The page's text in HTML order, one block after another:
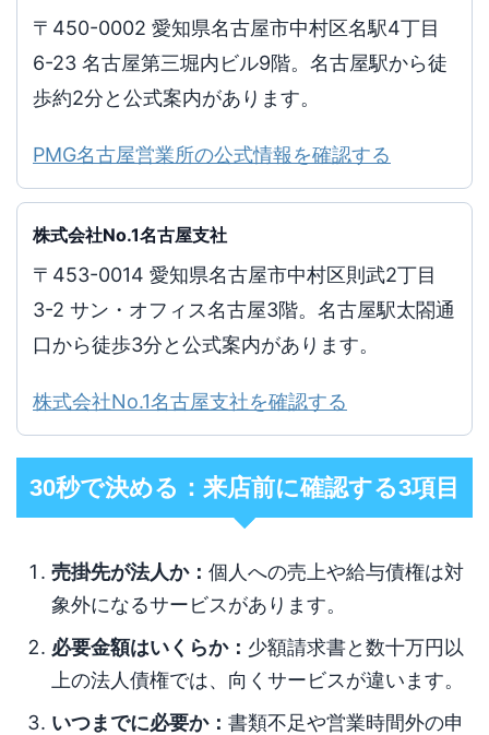
〒450-0002 愛知県名古屋市中村区名駅4丁目
6-23 名古屋第三堀内ビル9階。名古屋駅から徒
歩約2分と公式案内があります。
PMG名古屋営業所の公式情報を確認する
株式会社No.1名古屋支社
〒453-0014 愛知県名古屋市中村区則武2丁目
3-2 サン・オフィス名古屋3階。名古屋駅太閤通
口から徒歩3分と公式案内があります。
株式会社No.1名古屋支社を確認する
30秒で決める：来店前に確認する3項目
売掛先が法人か： 個人への売上や給与債権は対
象外になるサービスがあります。
必要金額はいくらか： 少額請求書と数十万円以
上の法人債権では、向くサービスが違います。
いつまでに必要か： 書類不足や営業時間外の申